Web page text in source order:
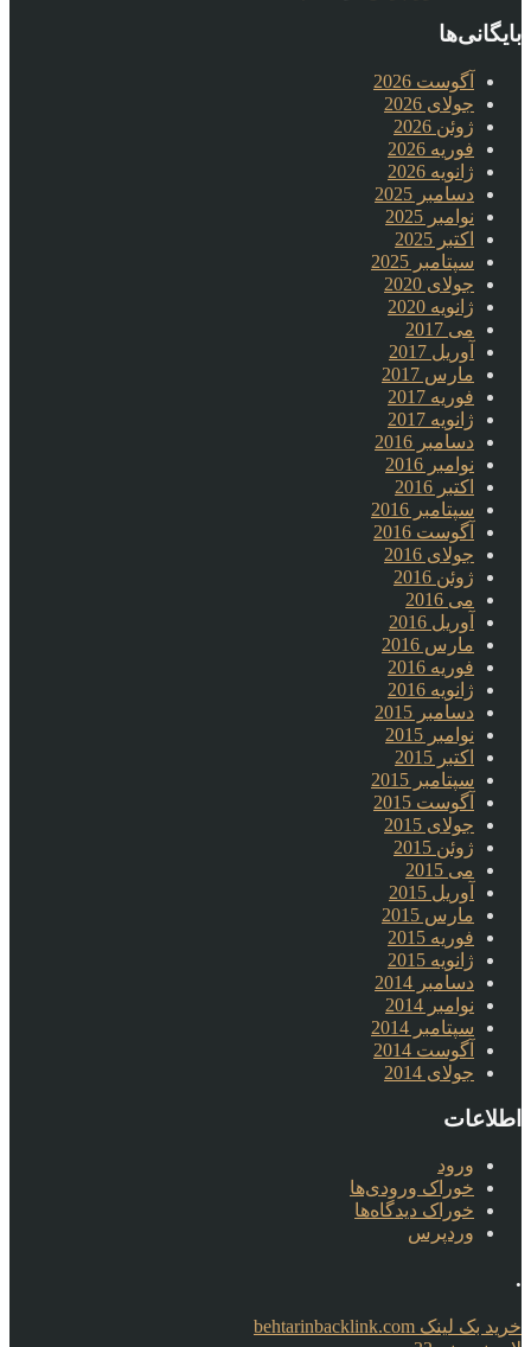
بایگانی‌ها
آگوست 2026
جولای 2026
ژوئن 2026
فوریه 2026
ژانویه 2026
دسامبر 2025
نوامبر 2025
اکتبر 2025
سپتامبر 2025
جولای 2020
ژانویه 2020
می 2017
آوریل 2017
مارس 2017
فوریه 2017
ژانویه 2017
دسامبر 2016
نوامبر 2016
اکتبر 2016
سپتامبر 2016
آگوست 2016
جولای 2016
ژوئن 2016
می 2016
آوریل 2016
مارس 2016
فوریه 2016
ژانویه 2016
دسامبر 2015
نوامبر 2015
اکتبر 2015
سپتامبر 2015
آگوست 2015
جولای 2015
ژوئن 2015
می 2015
آوریل 2015
مارس 2015
فوریه 2015
ژانویه 2015
دسامبر 2014
نوامبر 2014
سپتامبر 2014
آگوست 2014
جولای 2014
اطلاعات
ورود
خوراک ورودی‌ها
خوراک دیدگاه‌ها
وردپرس
.
خرید بک لینک behtarinbacklink.com